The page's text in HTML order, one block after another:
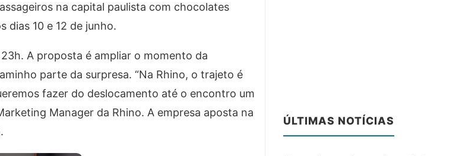
na capital paulista com chocolates
dias 10 e 12 de junho.
A proposta é ampliar o momento da
parte da surpresa. “Na Rhino, o trajeto é
fazer do deslocamento até o encontro um
Manager da Rhino. A empresa aposta na
ÚLTIMAS NOTÍCIAS